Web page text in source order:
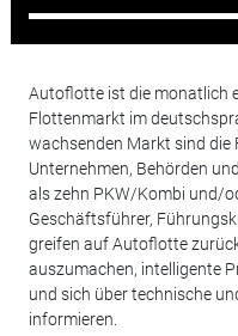
Autoflotte ist die monatlich
Flottenmarkt im
wachsenden Markt sind die
Unternehmen, Behörden
als zehn PKW/Kombi und/
Geschäftsführer,
greifen auf Autoflotte
auszumachen, intelligente
und sich über technische
informieren.